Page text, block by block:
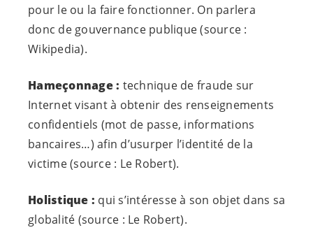
pour le ou la faire fonctionner. On parlera
donc de gouvernance publique (source :
Wikipedia).
Hameçonnage : technique de fraude sur
Internet visant à obtenir des renseignements
confidentiels (mot de passe, informations
bancaires…) afin d’usurper l’identité de la
victime (source : Le Robert).
Holistique : qui s’intéresse à son objet dans sa
globalité (source : Le Robert).